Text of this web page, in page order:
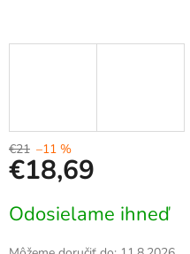
€21 –11 %
€18,69
cena:
Odosielame ihneď